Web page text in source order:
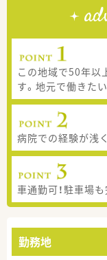
この地域で50年以
す。地元で働きた
病院での経験が浅
車通勤可！駐車場
勤務地